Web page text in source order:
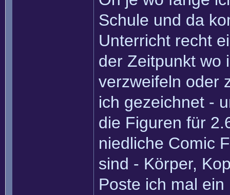
Schule und da
Unterricht recht
der Zeitpunkt wo
verzweifeln oder
ich gezeichnet -
die Figuren für
niedliche Comic
sind - Körper,
Poste ich mal